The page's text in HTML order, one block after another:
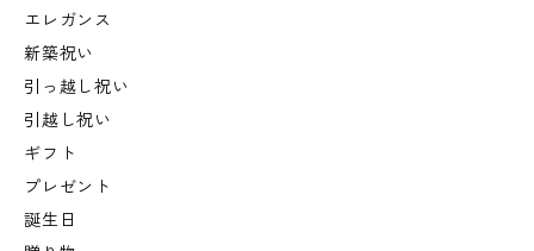
エレガンス
新築祝い
引っ越し祝い
引越し祝い
ギフト
プレゼント
誕生日